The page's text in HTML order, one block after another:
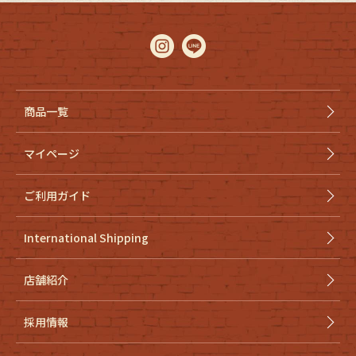
商品一覧
マイページ
ご利用ガイド
International Shipping
店舗紹介
採用情報